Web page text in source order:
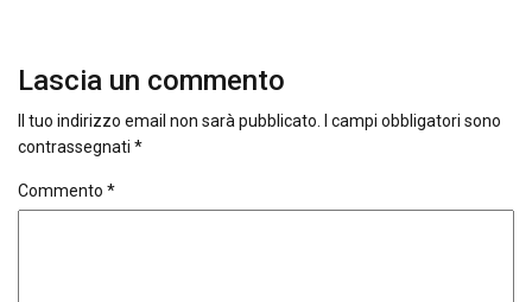
Lascia un commento
Il tuo indirizzo email non sarà pubblicato. I campi obbligatori sono
contrassegnati *
Commento *